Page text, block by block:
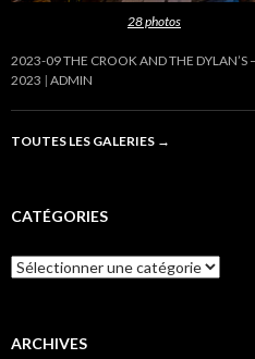
28 photos
2023-09 THE CROOK AND THE DYLAN’S
2023 ADMIN
TOUTES LES GALERIES →
CATÉGORIES
Catégories
ARCHIVES